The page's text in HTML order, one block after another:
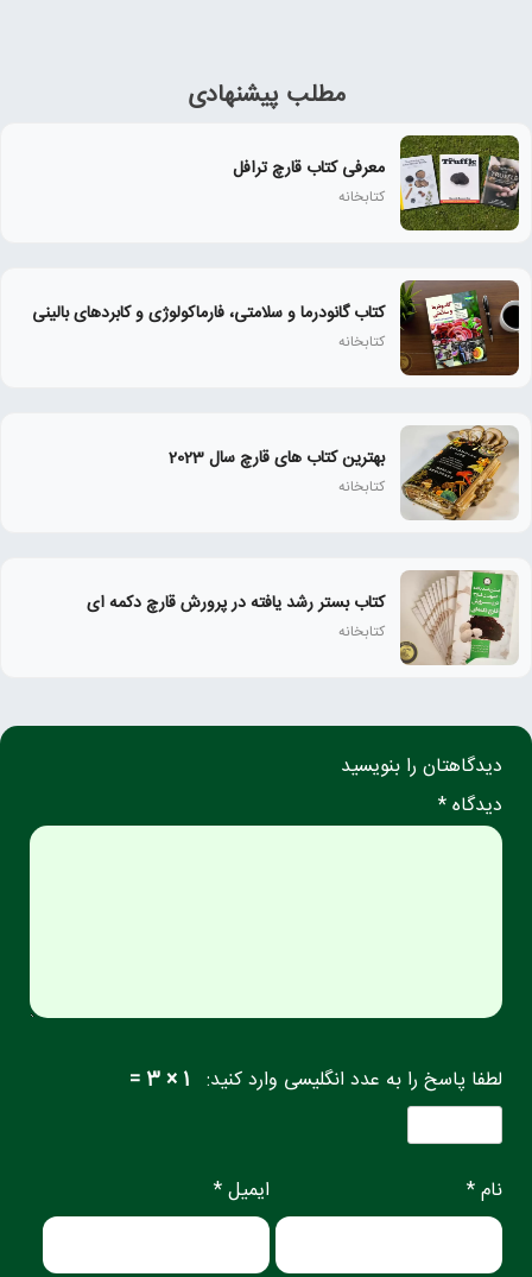
مطلب پیشنهادی
معرفی کتاب قارچ ترافل
کتابخانه
کتاب گانودرما و سلامتی، فارماکولوژی و کابردهای بالینی
کتابخانه
بهترین کتاب های قارچ سال 2023
کتابخانه
کتاب بستر رشد یافته در پرورش قارچ دکمه ای
کتابخانه
دیدگاهتان را بنویسید
دیدگاه *
لطفا پاسخ را به عدد انگلیسی وارد کنید: 1 × 3 =
نام * ایمیل *